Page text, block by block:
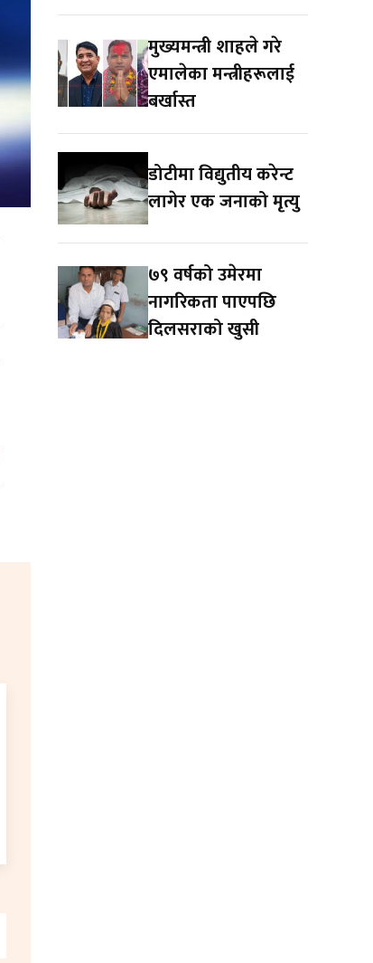
मुख्यमन्त्री शाहले गरे
एमालेका मन्त्रीहरूलाई
बर्खास्त
डोटीमा विद्युतीय करेन्ट
लागेर एक जनाको मृत्यु
७९ वर्षको उमेरमा
नागरिकता पाएपछि
दिलसराको खुसी